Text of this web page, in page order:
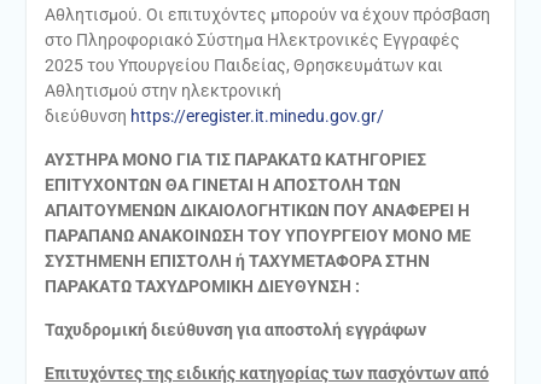
Αθλητισμού. Οι επιτυχόντες μπορούν να έχουν πρόσβαση
στο Πληροφοριακό Σύστημα Ηλεκτρονικές Εγγραφές
2025 του Υπουργείου Παιδείας, Θρησκευμάτων και
Αθλητισμού στην ηλεκτρονική
διεύθυνση https://eregister.it.minedu.gov.gr/
ΑΥΣΤΗΡΑ ΜΟΝΟ ΓΙΑ ΤΙΣ ΠΑΡΑΚΑΤΩ ΚΑΤΗΓΟΡΙΕΣ
ΕΠΙΤΥΧΟΝΤΩΝ ΘΑ ΓΙΝΕΤΑΙ Η ΑΠΟΣΤΟΛΗ ΤΩΝ
ΑΠΑΙΤΟΥΜΕΝΩΝ ΔΙΚΑΙΟΛΟΓΗΤΙΚΩΝ ΠΟΥ ΑΝΑΦΕΡΕΙ Η
ΠΑΡΑΠΑΝΩ ΑΝΑΚΟΙΝΩΣΗ ΤΟΥ ΥΠΟΥΡΓΕΙΟΥ ΜΟΝΟ ΜΕ
ΣΥΣΤΗΜΕΝΗ ΕΠΙΣΤΟΛΗ ή ΤΑΧΥΜΕΤΑΦΟΡΑ ΣΤΗΝ
ΠΑΡΑΚΑΤΩ ΤΑΧΥΔΡΟΜΙΚΗ ΔΙΕΥΘΥΝΣΗ :
Ταχυδρομική διεύθυνση για αποστολή εγγράφων
Επιτυχόντες της ειδικής κατηγορίας των πασχόντων από